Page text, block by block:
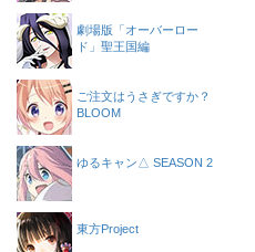
劇場版「オーバーロー
ド」聖王国編
ご注文はうさぎですか？
BLOOM
ゆるキャン△ SEASON 2
東方Project